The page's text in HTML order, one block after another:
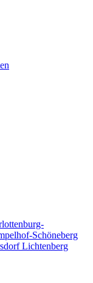
Schöneberg
Lichtenberg